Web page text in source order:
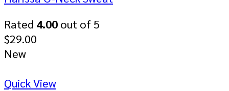
Rated 4.00 out of 5
$29.00
New
Quick View